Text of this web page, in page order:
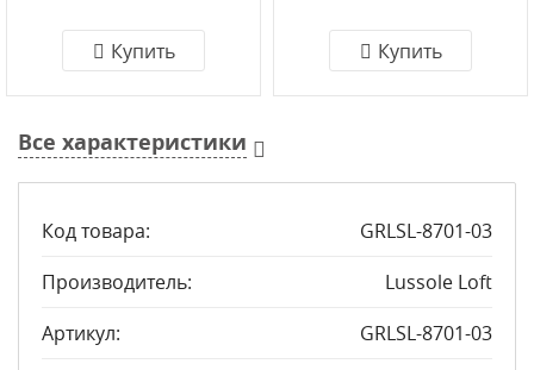
Купить Купить
Все характеристики
Код товара:
GRLSL-8701-03
Производитель:
Lussole Loft
Артикул:
GRLSL-8701-03